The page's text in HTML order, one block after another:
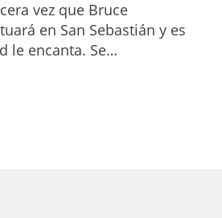
vez que Bruce
en San Sebastián y es
le encanta. Se…